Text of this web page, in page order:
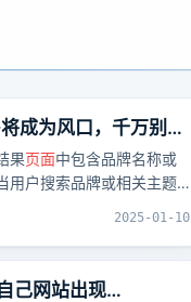
成为风口，千万别忽
果页面中包含品牌名称或
用户搜索品牌或相关主题
2025-01-10
己网站出现